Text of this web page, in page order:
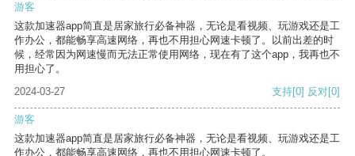
游客
这款加速器app简直是居家旅行必备神器，无论是看视频、玩游戏还是工
作办公，都能畅享高速网络，再也不用担心网速卡顿了。以前出差的时
候，经常因为网速慢而无法正常使用网络，现在有了这个app，我再也不
用担心了。
2024-03-27
支持[0] 反对[0]
游客
这款加速器app简直是居家旅行必备神器，无论是看视频、玩游戏还是工
作办公，都能畅享高速网络，再也不用担心网速卡顿了。